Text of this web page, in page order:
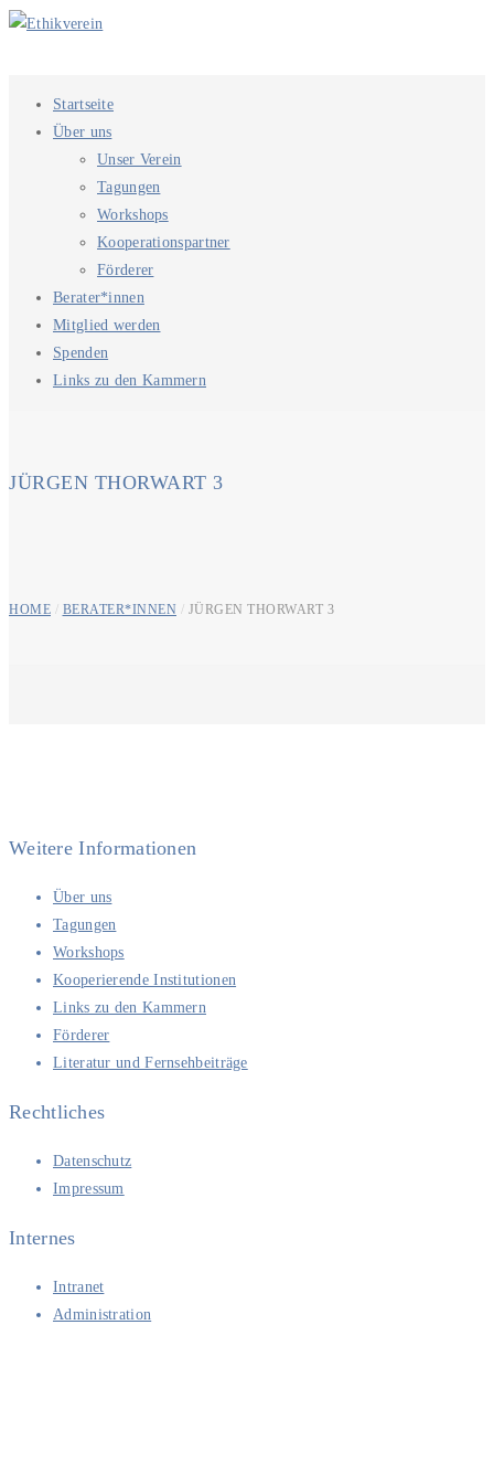
Startseite
Über uns
Unser Verein
Tagungen
Workshops
Kooperationspartner
Förderer
Berater*innen
Mitglied werden
Spenden
Links zu den Kammern
JÜRGEN THORWART 3
HOME / BERATER*INNEN / JÜRGEN THORWART 3
Weitere Informationen
Über uns
Tagungen
Workshops
Kooperierende Institutionen
Links zu den Kammern
Förderer
Literatur und Fernsehbeiträge
Rechtliches
Datenschutz
Impressum
Internes
Intranet
Administration